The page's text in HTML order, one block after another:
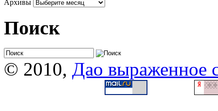
Архивы
Поиск
© 2010, Дао выраженное